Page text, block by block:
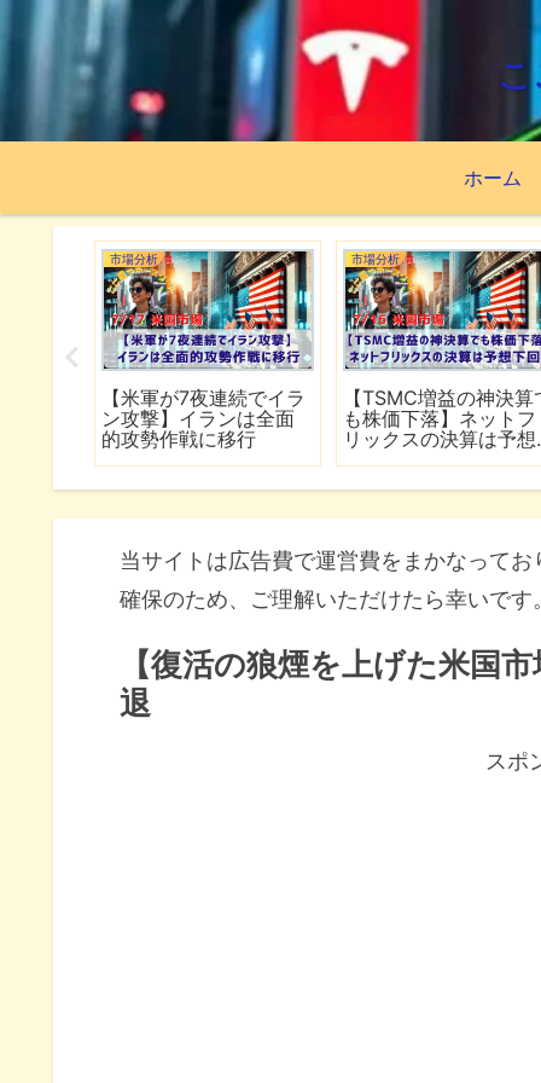
ホーム
市場分析
【米軍が7夜連続でイラ
ン攻撃】イランは全面
的攻勢作戦に移行
市場分析
【TSMC増益の神決算
も株価下落】ネットフ
リックスの決算は予想
当サイトは広告費で運営費をまかなって
確保のため、ご理解いただけたら幸いです
【復活の狼煙を上げた米国
退
スポ